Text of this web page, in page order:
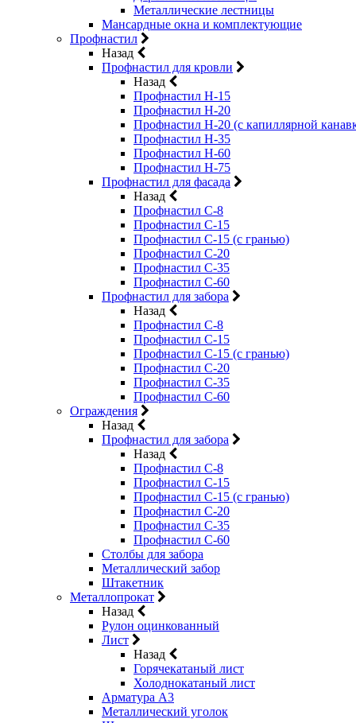
Металлические лестницы
Мансардные окна и комплектующие
Профнастил
Назад
Профнастил для кровли
Назад
Профнастил Н-15
Профнастил Н-20
Профнастил Н-20 (с капиллярной
Профнастил Н-35
Профнастил Н-60
Профнастил Н-75
Профнастил для фасада
Назад
Профнастил С-8
Профнастил С-15
Профнастил С-15 (с гранью)
Профнастил С-20
Профнастил С-35
Профнастил С-60
Профнастил для забора
Назад
Профнастил С-8
Профнастил С-15
Профнастил С-15 (с гранью)
Профнастил С-20
Профнастил С-35
Профнастил С-60
Ограждения
Назад
Профнастил для забора
Назад
Профнастил С-8
Профнастил С-15
Профнастил С-15 (с гранью)
Профнастил С-20
Профнастил С-35
Профнастил С-60
Столбы для забора
Металлический забор
Штакетник
Металлопрокат
Назад
Рулон оцинкованный
Лист
Назад
Горячекатаный лист
Холоднокатаный лист
Арматура А3
Металлический уголок